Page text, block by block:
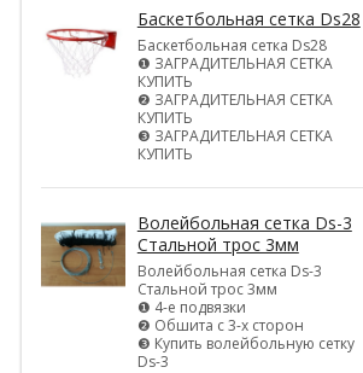
Баскетбольная сетка Ds28
Баскетбольная сетка Ds28
❶ ЗАГРАДИТЕЛЬНАЯ СЕТКА
КУПИТЬ
❷ ЗАГРАДИТЕЛЬНАЯ СЕТКА
КУПИТЬ
❸ ЗАГРАДИТЕЛЬНАЯ СЕТКА
КУПИТЬ
Волейбольная сетка Ds-3
Стальной трос 3мм
Волейбольная сетка Ds-3
Стальной трос 3мм
❶ 4-е подвязки
❷ Обшита с 3-х сторон
❸ Купить волейбольную сетку
Ds-3